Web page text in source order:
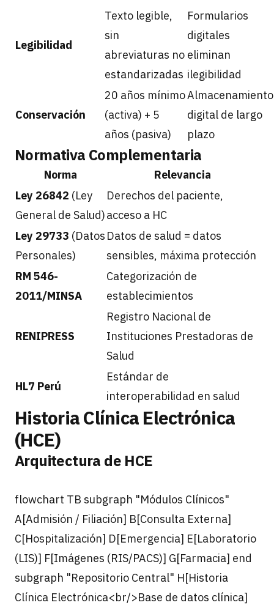
Legibilidad
Texto legible,
sin
abreviaturas no
estandarizadas
Formularios
digitales
eliminan
ilegibilidad
Conservación
20 años mínimo
(activa) + 5
años (pasiva)
Almacenamiento
digital de largo
plazo
Normativa Complementaria
Norma
Relevancia
Ley 26842 (Ley
General de Salud)
Derechos del paciente,
acceso a HC
Ley 29733 (Datos
Personales)
Datos de salud = datos
sensibles, máxima protección
RM 546-
2011/MINSA
Categorización de
establecimientos
RENIPRESS
Registro Nacional de
Instituciones Prestadoras de
Salud
HL7 Perú
Estándar de
interoperabilidad en salud
Historia Clínica Electrónica
(HCE)
Arquitectura de HCE
flowchart TB subgraph "Módulos Clínicos"
A[Admisión / Filiación] B[Consulta Externa]
C[Hospitalización] D[Emergencia] E[Laboratorio
(LIS)] F[Imágenes (RIS/PACS)] G[Farmacia] end
subgraph "Repositorio Central" H[Historia
Clínica Electrónica<br/>Base de datos clínica]